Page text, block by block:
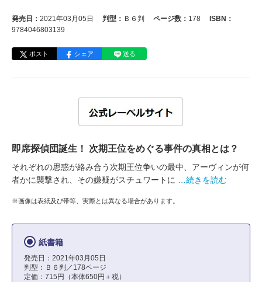
発売日： 2021年03月05日 判型： Ｂ６判 ページ数： 178
ISBN：
9784046803139
ポスト シェア 送る
即席探偵団誕生！ 次期王位をめぐる事件の真相とは？
それぞれの思惑が絡み合う次期王位争いの最中、アーヴィンが何
者かに襲撃され、その嫌疑がスチュワートに
…続きを読む
※画像は表紙及び帯等、実際とは異なる場合があります。
紙書籍
発売日：2021年03月05日
判型：Ｂ６判／178ページ
定価：715円（本体650円＋税）